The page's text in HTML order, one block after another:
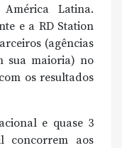
Latina.
e a RD Station
(agências
sua maioria) no
os resultados
e quase 3
concorrem aos